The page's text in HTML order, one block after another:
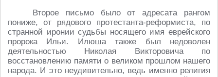
Второе письмо было от адресата рангом
пониже, от рядового протестанта-реформиста, по
странной иронии судьбы носящего имя еврейского
пророка Ильи. Илюша также был недоволен
деятельностью Николая Викторовича по
восстановлению памяти о великом прошлом нашего
народа. И это неудивительно, ведь именно религия